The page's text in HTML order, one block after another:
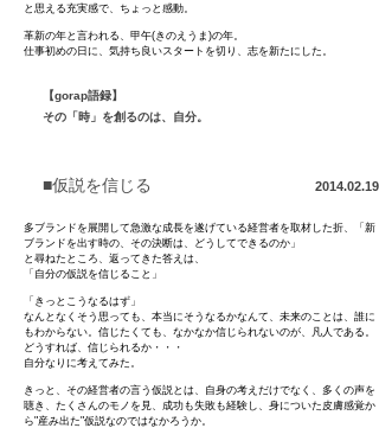
と思える充実感で、ちょっと感動。
革新の年と言われる、甲午(きのえうま)の年。
仕事初めの日に、気持ち良いスタートを切り、志を新たにした。
【gorap語録】
その「時」を創るのは、自分。
■仮説を信じる 2014.02.19
多ブランドを展開して急激な成長を遂げている経営者を取材した折、「新
ブランドを出す時の、その決断は、どうしてできるのか」
と尋ねたところ、返ってきた答えは、
「自分の仮説を信じること」
「きっとこうなるはず」
なんとなくそう思っても、本当にそうなるかなんて、未来のことは、誰に
もわからない。信じたくても、なかなか信じられないのが、凡人である。
どうすれば、信じられるか・・・
自分なりに考えてみた。
きっと、その経営者の言う仮説とは、自身の考えだけでなく、多くの声を
聴き、たくさんのモノを見、成功も失敗も経験し、身についた皮膚感覚か
ら"産み出た"仮説なのではなかろうか。